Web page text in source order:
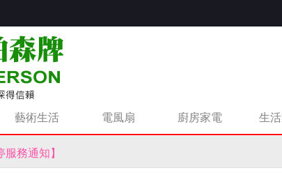
藝術生活 電風扇 廚房家電 生
務通知】